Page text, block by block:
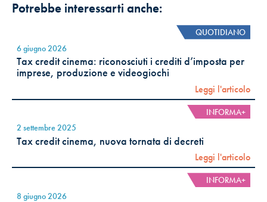
Potrebbe interessarti anche:
QUOTIDIANO
6 giugno 2026
Tax credit cinema: riconosciuti i crediti d’imposta per
imprese, produzione e videogiochi
Leggi l'articolo
INFORMA+
2 settembre 2025
Tax credit cinema, nuova tornata di decreti
Leggi l'articolo
INFORMA+
8 giugno 2026